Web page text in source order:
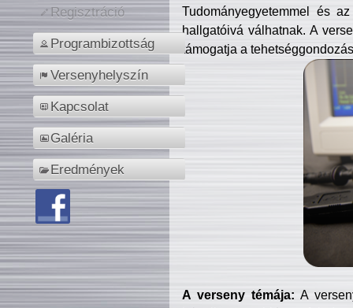
Regisztráció
Programbizottság
Versenyhelyszín
Kapcsolat
Galéria
Eredmények
Tudományegyetemmel és
hallgatóivá válhatnak. A
támogatja a
A verseny témája: A